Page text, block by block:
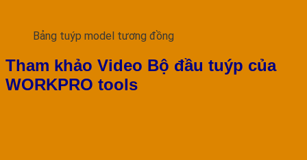
Bảng tuýp model tương đồng
Tham khảo Video Bộ đầu tuýp của
WORKPRO tools